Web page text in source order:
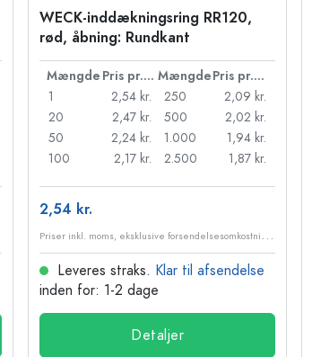
WECK-inddækningsring RR120,
rød, åbning: Rundkant
Mængde Pris pr. stk. Mængde
Pris pr. stk.
1
2,54 kr.
20
2,47 kr.
50
2,24 kr.
100
2,17 kr.
250
2,09 kr.
500
2,02 kr.
1.000
1,94 kr.
2.500
1,87 kr.
2,54 kr.
P
riser inkl. moms, eksklusive forsendelsesomkostninger
Leveres straks. Klar til afsendelse
inden for: 1-2 dage
Detaljer